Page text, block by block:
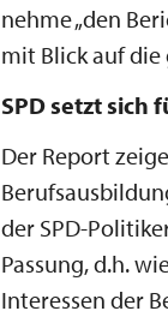
nehme „den
mit Blick auf
SPD setzt
Der Report
der SPD-
Passung, d.h.
Interessen der